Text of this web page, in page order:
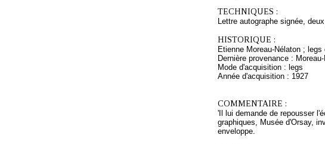
TECHNIQUES :
Lettre autographe signée,
HISTORIQUE :
Etienne Moreau-Nélaton ; legs
Dernière provenance :
Mode d'acquisition : legs
Année d'acquisition : 1927
COMMENTAIRE :
'Il lui demande de repousser
graphiques, Musée d'Orsay,
enveloppe.